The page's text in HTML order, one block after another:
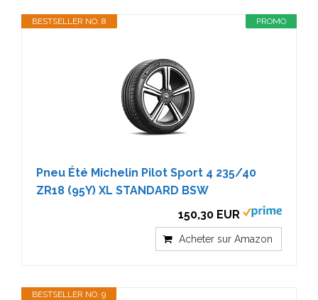
PROMO
BESTSELLER NO. 8
Pneu Été Michelin Pilot Sport 4 235/40
ZR18 (95Y) XL STANDARD BSW
150,30 EUR
Acheter sur Amazon
BESTSELLER NO. 9